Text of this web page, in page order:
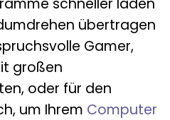
übertragen
Gamer,
großen
oder für den
um Ihrem Computer